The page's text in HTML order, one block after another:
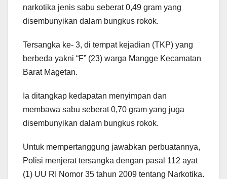
narkotika jenis sabu seberat 0,49 gram yang
disembunyikan dalam bungkus rokok.
Tersangka ke- 3, di tempat kejadian (TKP) yang
berbeda yakni “F” (23) warga Mangge Kecamatan
Barat Magetan.
Ia ditangkap kedapatan menyimpan dan
membawa sabu seberat 0,70 gram yang juga
disembunyikan dalam bungkus rokok.
Untuk mempertanggung jawabkan perbuatannya,
Polisi menjerat tersangka dengan pasal 112 ayat
(1) UU RI Nomor 35 tahun 2009 tentang Narkotika.